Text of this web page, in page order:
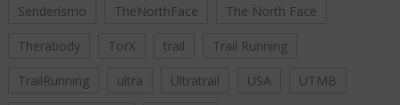
Senderismo TheNorthFace The North Face
Therabody TorX trail Trail Running
TrailRunning ultra Ultratrail USA UTMB